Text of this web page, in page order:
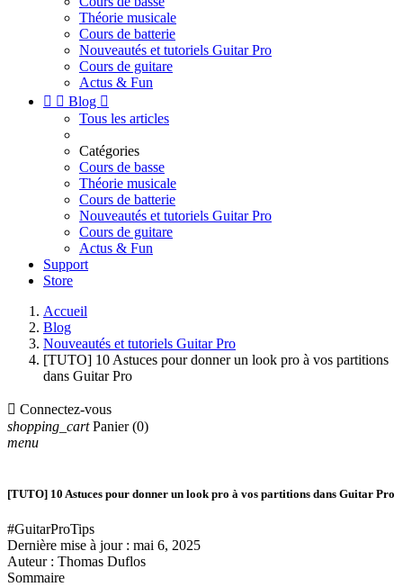
Théorie musicale
Cours de batterie
Nouveautés et tutoriels Guitar Pro
Cours de guitare
Actus & Fun
  Blog 
Tous les articles
Catégories
Cours de basse
Théorie musicale
Cours de batterie
Nouveautés et tutoriels Guitar Pro
Cours de guitare
Actus & Fun
Support
Store
Accueil
Blog
Nouveautés et tutoriels Guitar Pro
[TUTO] 10 Astuces pour donner un look pro à vos partitions
dans Guitar Pro
 Connectez-vous
shopping_cart Panier (0)
menu
[TUTO] 10 Astuces pour donner un look pro à vos partitions dans Guitar Pro
#GuitarProTips
Dernière mise à jour : mai 6, 2025
Auteur : Thomas Duflos
Sommaire